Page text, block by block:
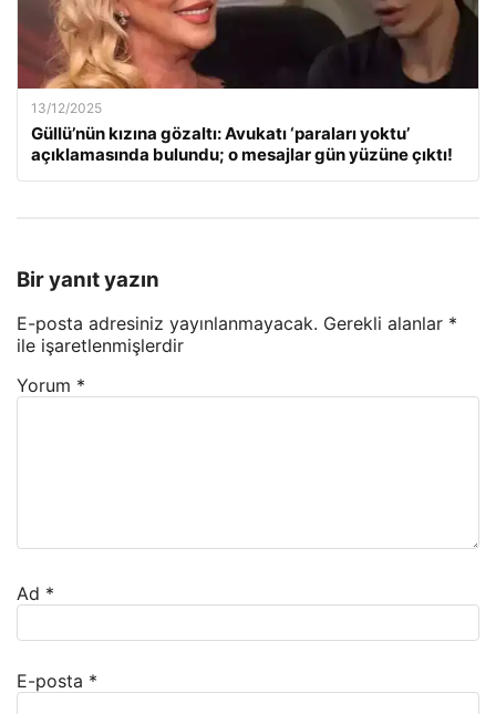
13/12/2025
Güllü’nün kızına gözaltı: Avukatı ‘paraları yoktu’
açıklamasında bulundu; o mesajlar gün yüzüne çıktı!
Bir yanıt yazın
E-posta adresiniz yayınlanmayacak. Gerekli alanlar *
ile işaretlenmişlerdir
Yorum *
Ad *
E-posta *